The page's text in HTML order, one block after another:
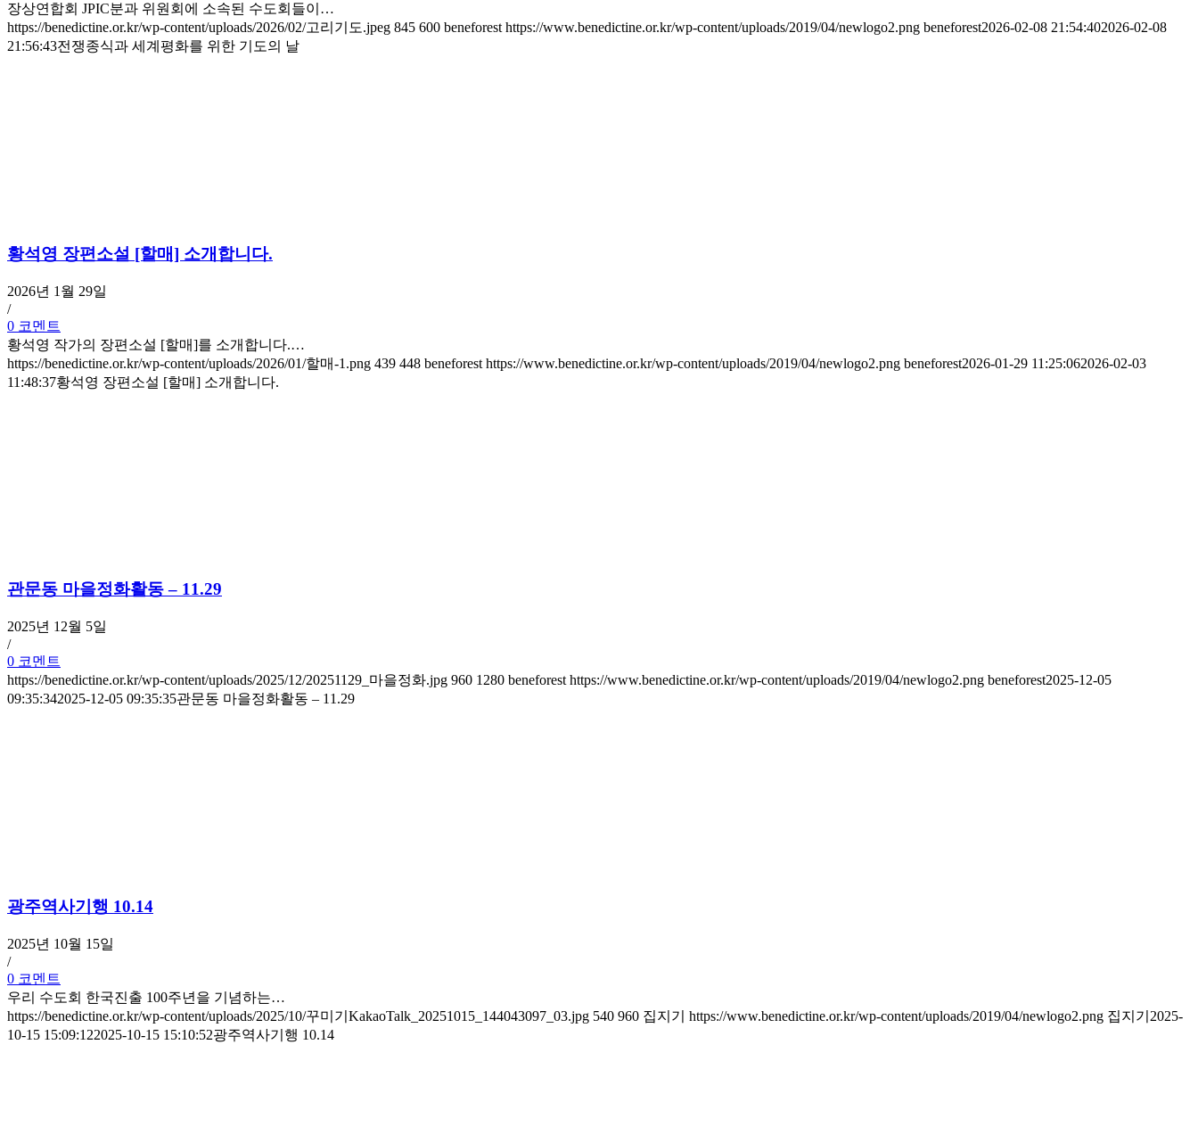
장상연합회 JPIC분과 위원회에 소속된 수도회들이…
https://benedictine.or.kr/wp-content/uploads/2026/02/고리기도.jpeg 845 600 beneforest https://www.benedictine.or.kr/wp-content/uploads/2019/04/newlogo2.png beneforest2026-02-08 21:54:402026-02-08
21:56:43전쟁종식과 세계평화를 위한 기도의 날
황석영 장편소설 [할매] 소개합니다.
2026년 1월 29일
/
0 코멘트
황석영 작가의 장편소설 [할매]를 소개합니다.…
https://benedictine.or.kr/wp-content/uploads/2026/01/할매-1.png 439 448 beneforest https://www.benedictine.or.kr/wp-content/uploads/2019/04/newlogo2.png beneforest2026-01-29 11:25:062026-02-03
11:48:37황석영 장편소설 [할매] 소개합니다.
관문동 마을정화활동 – 11.29
2025년 12월 5일
/
0 코멘트
https://benedictine.or.kr/wp-content/uploads/2025/12/20251129_마을정화.jpg 960 1280 beneforest https://www.benedictine.or.kr/wp-content/uploads/2019/04/newlogo2.png beneforest2025-12-05
09:35:342025-12-05 09:35:35관문동 마을정화활동 – 11.29
광주역사기행 10.14
2025년 10월 15일
/
0 코멘트
우리 수도회 한국진출 100주년을 기념하는…
https://benedictine.or.kr/wp-content/uploads/2025/10/꾸미기KakaoTalk_20251015_144043097_03.jpg 540 960 집지기 https://www.benedictine.or.kr/wp-content/uploads/2019/04/newlogo2.png 집지기 2025-
10-15 15:09:122025-10-15 15:10:52광주역사기행 10.14